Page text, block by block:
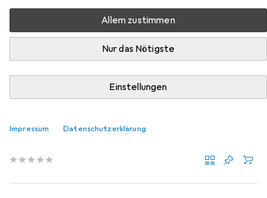
Allem zustimmen
Nur das Nötigste
Einstellungen
Impressum Datenschutzerklärung
Relevanz
Produktliste
Steckschlüssel + Stecknuss
KokenStecknuss-Sicherungsklemmen